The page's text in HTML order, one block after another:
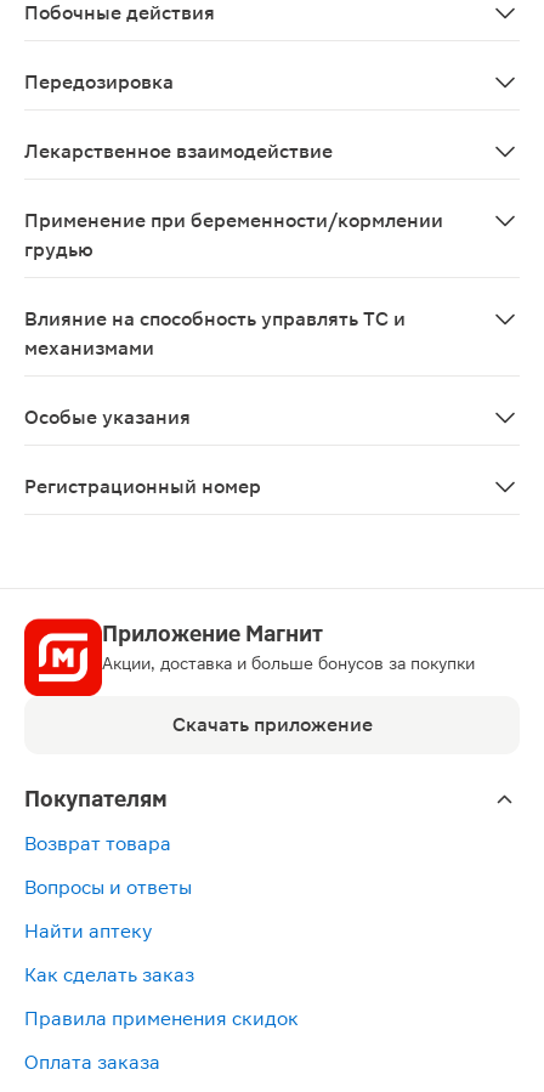
Побочные действия
Передозировка
Лекарственное взаимодействие
Применение при беременности/кормлении
грудью
Влияние на способность управлять ТС и
механизмами
Особые указания
Регистрационный номер
Приложение Магнит
Акции, доставка и больше бонусов за покупки
Скачать приложение
Покупателям
Возврат товара
Вопросы и ответы
Найти аптеку
Как сделать заказ
Правила применения скидок
Оплата заказа